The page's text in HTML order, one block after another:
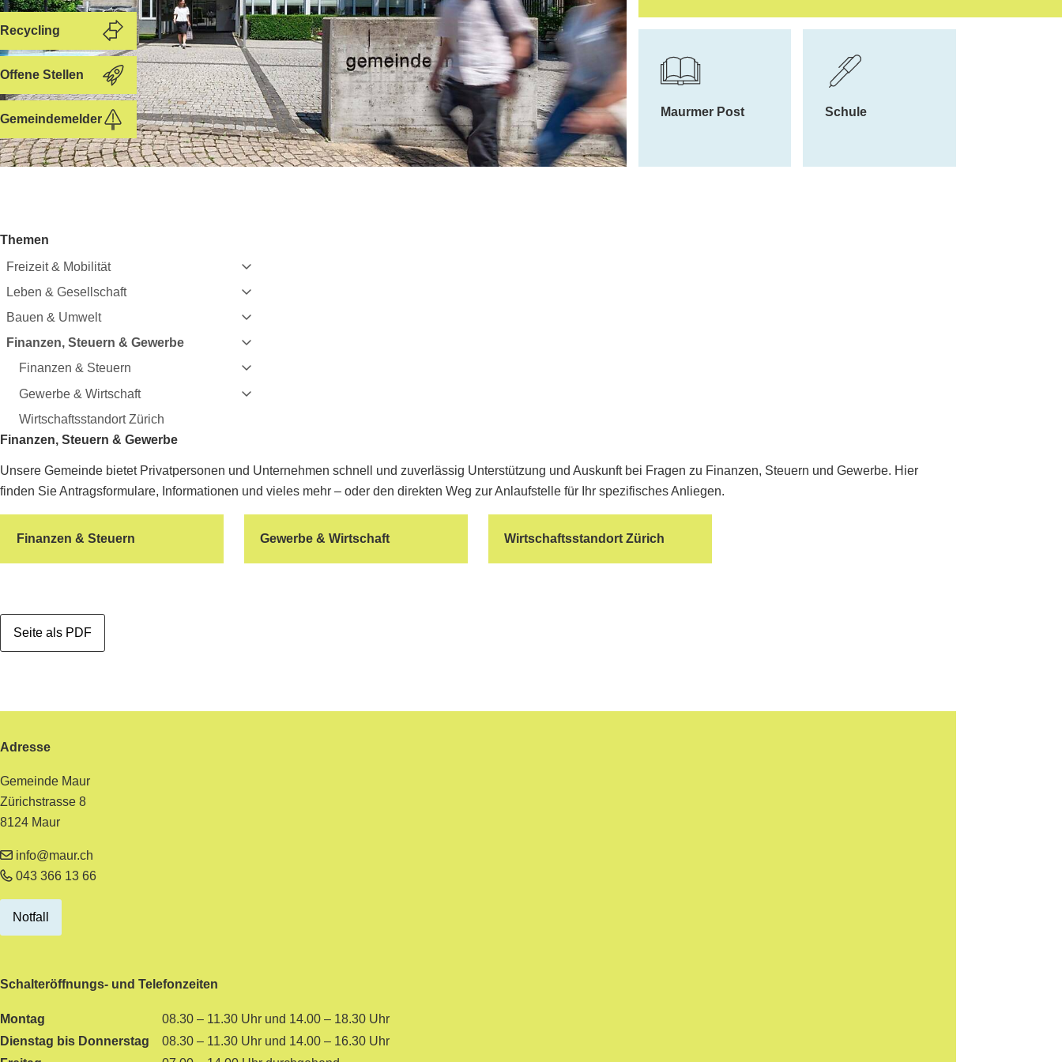
Recycling
Offene Stellen
Gemeindemelder
Maurmer Post Schule
Subnavigation:
Themen
Freizeit & Mobilität
Leben & Gesellschaft
Bauen & Umwelt
Finanzen, Steuern & Gewerbe
Finanzen & Steuern
Gewerbe & Wirtschaft
Wirtschaftsstandort Zürich
Finanzen, Steuern & Gewerbe
Unsere Gemeinde bietet Privatpersonen und Unternehmen schnell und zuverlässig Unterstützung und Auskunft bei Fragen zu Finanzen, Steuern und Gewerbe. Hier
finden Sie Antragsformulare, Informationen und vieles mehr – oder den direkten Weg zur Anlaufstelle für Ihr spezifisches Anliegen.
Finanzen & Steuern Gewerbe & Wirtschaft Wirtschaftsstandort Zürich
Seite als PDF
Adresse
Gemeinde Maur
Zürichstrasse 8
8124 Maur
info@maur.ch
043 366 13 66
Notfall
Schalteröffnungs- und Telefonzeiten
Montag
08.30 – 11.30 Uhr und 14.00 – 18.30 Uhr
Dienstag bis Donnerstag
08.30 – 11.30 Uhr und 14.00 – 16.30 Uhr